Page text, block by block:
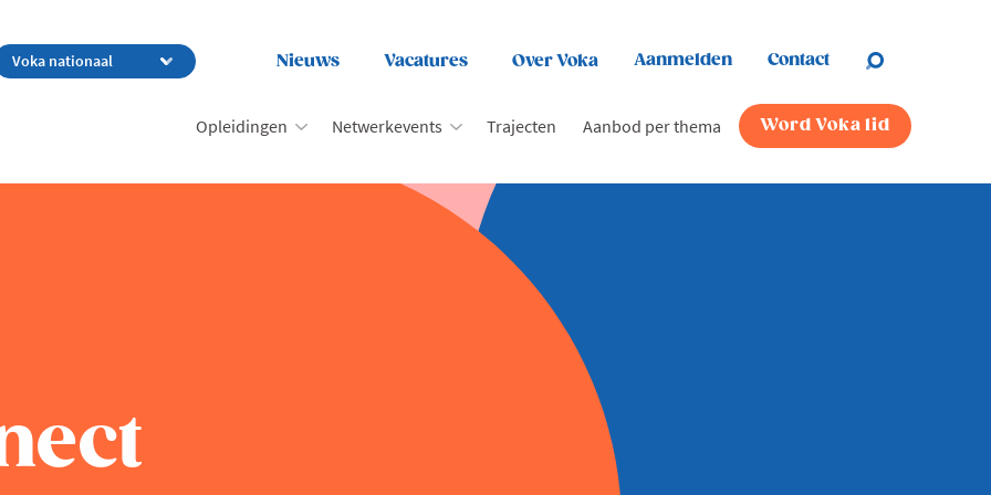
Nieuws Vacatures Over Voka Aanmelden Contact
Opleidingen Netwerkevents Trajecten Aanbod per thema Word Voka lid